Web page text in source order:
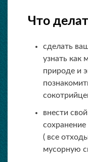
Что
сделать
узнать как
природе и
внести
( все
мусорную